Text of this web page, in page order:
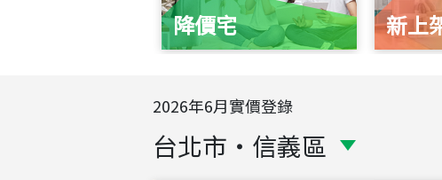
降價宅 新上
2026年6月實價登錄
台北市 ・ 信義區